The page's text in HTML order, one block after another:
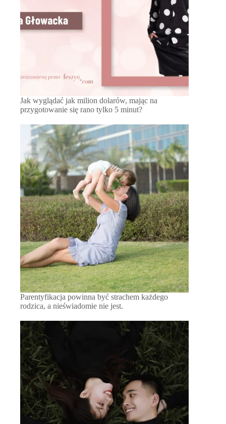
Jak wyglądać jak milion dolarów, mając na
przygotowanie się rano tylko 5 minut?
Parentyfikacja powinna być strachem każdego
rodzica, a nieświadomie nie jest.